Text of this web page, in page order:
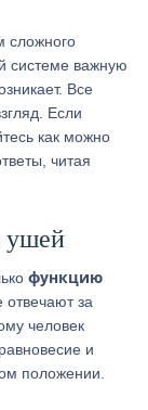
сложного
системе важную
Все
Если
как можно
читая
ушей
функцию
отвечают за
человек
и
положении.